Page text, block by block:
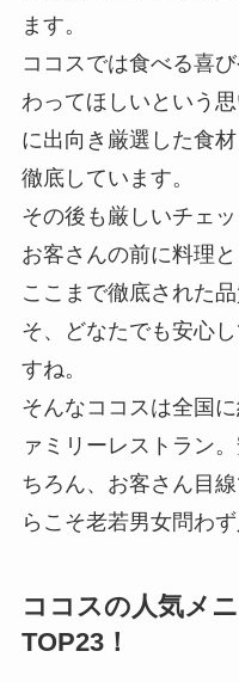
ます。
ココスでは食べる喜
わってほしいという
に出向き厳選した食
徹底しています。
その後も厳しいチェ
お客さんの前に料理
ここまで徹底された
そ、どなたでも安心
すね。
そんなココスは全国
ァミリーレストラン
ちろん、お客さん目
らこそ老若男女問わ
ココスの人気メ
TOP23！